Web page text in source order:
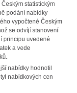
statistickým
podání nabídky
vypočtené Českým
se odvíjí stanovení
principu uvedené
a vede
nabídky hodnotil
nabídkových cen